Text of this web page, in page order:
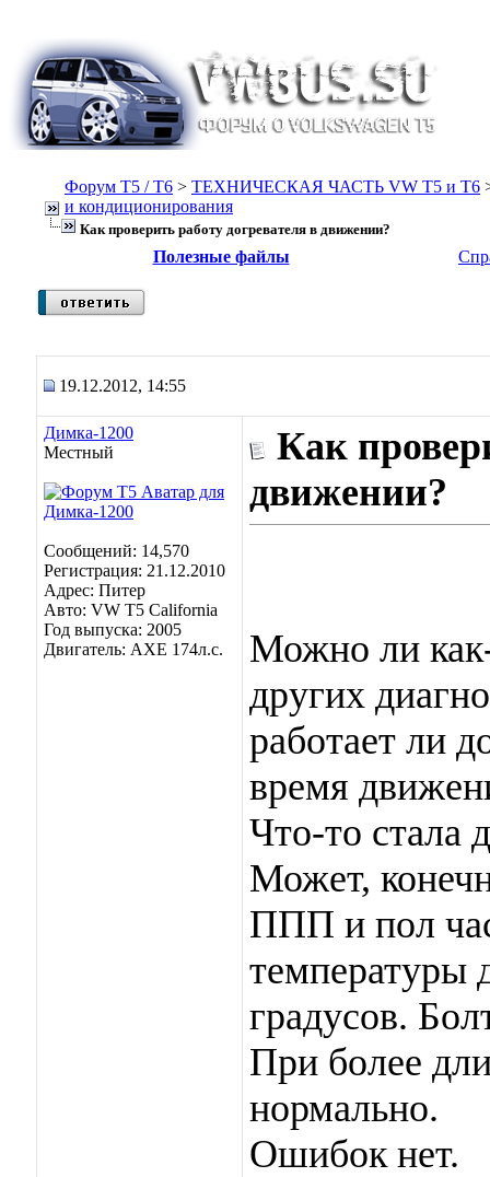
Форум Т5 / T6 > ТЕХНИЧЕСКАЯ ЧАСТЬ VW T5 и T6
и кондиционирования
Как проверить работу догревателя в движении?
Полезные файлы
19.12.2012, 14:55
Димка-1200
Местный
Сообщений: 14,570
Регистрация: 21.12.2010
Адрес: Питер
Авто: VW T5 California
Год выпуска: 2005
Двигатель: AXE 174л.с.
Как
движении?
Можно ли
других
работает ли
время
Что-то стала
Может,
ППП и пол
температуры
градусов.
При более
нормально.
Ошибок нет.